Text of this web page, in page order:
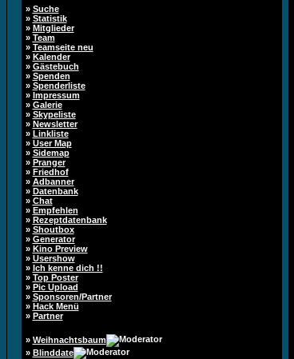
» Suche
» Statistik
» Mitglieder
» Team
» Teamseite neu
» Kalender
» Gästebuch
» Spenden
» Spenderliste
» Impressum
» Galerie
» Skypeliste
» Newsletter
» Linkliste
» User Map
» Sidemap
» Pranger
» Friedhof
» Adbanner
» Datenbank
» Chat
» Empfehlen
» Rezeptdatenbank
» Shoutbox
» Generator
» Kino Preview
» Usershow
» Ich kenne dich !!
» Top Poster
» Pic Upload
» Sponsoren/Partner
» Hack Menü
» Partner
» Weihnachtsbaum
» Blinddate